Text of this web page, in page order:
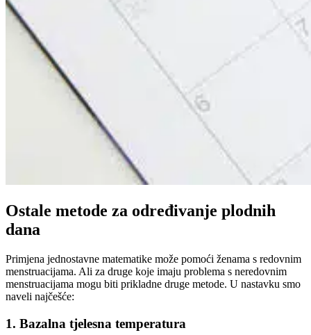
Ostale metode za određivanje plodnih
dana
Primjena jednostavne matematike može pomoći ženama s redovnim
menstruacijama. Ali za druge koje imaju problema s neredovnim
menstruacijama mogu biti prikladne druge metode. U nastavku smo
naveli najčešće:
1. Bazalna tjelesna temperatura